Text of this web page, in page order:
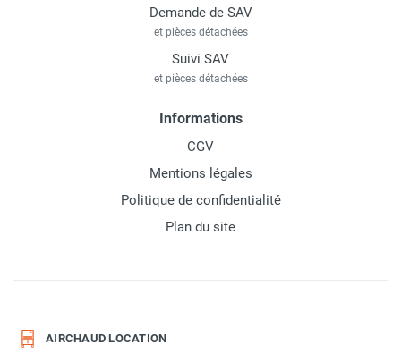
Demande de SAV
et pièces détachées
Suivi SAV
et pièces détachées
Informations
CGV
Mentions légales
Politique de confidentialité
Plan du site
AIRCHAUD LOCATION